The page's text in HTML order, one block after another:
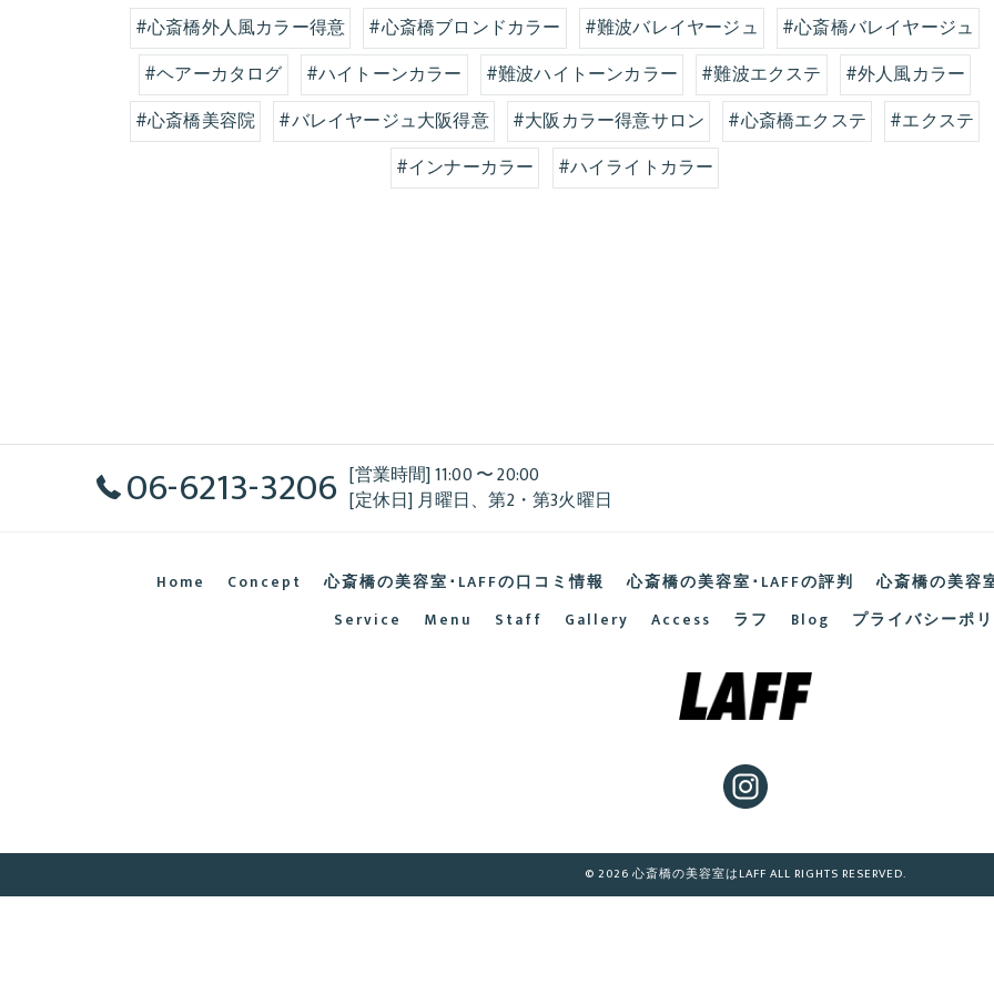
#心斎橋外人風カラー得意 #心斎橋ブロンドカラー #難波バレイヤージュ
#心斎橋バレイヤージュ
#ヘアーカタログ
#ハイトーンカラー #難波ハイトーンカラー #難波エクステ
#外人風カラー
#心斎橋美容院
#バレイヤージュ大阪得意 #大阪カラー得意サロン #心斎橋エクステ
#エクステ
#インナーカラー
#ハイライトカラー
06-6213-3206 [営業時間] 11:00 〜 20:00
[定休日] 月曜日、第2・第3火曜日
Home Concept 心斎橋の美容室･LAFFの口コミ情報 心斎橋の美容室･LAFFの評判 心斎橋の美容
Service
Menu Staff Gallery Access ラフ Blog プライバシーポ
© 2026 心斎橋の美容室はLAFF ALL RIGHTS RESERVED.